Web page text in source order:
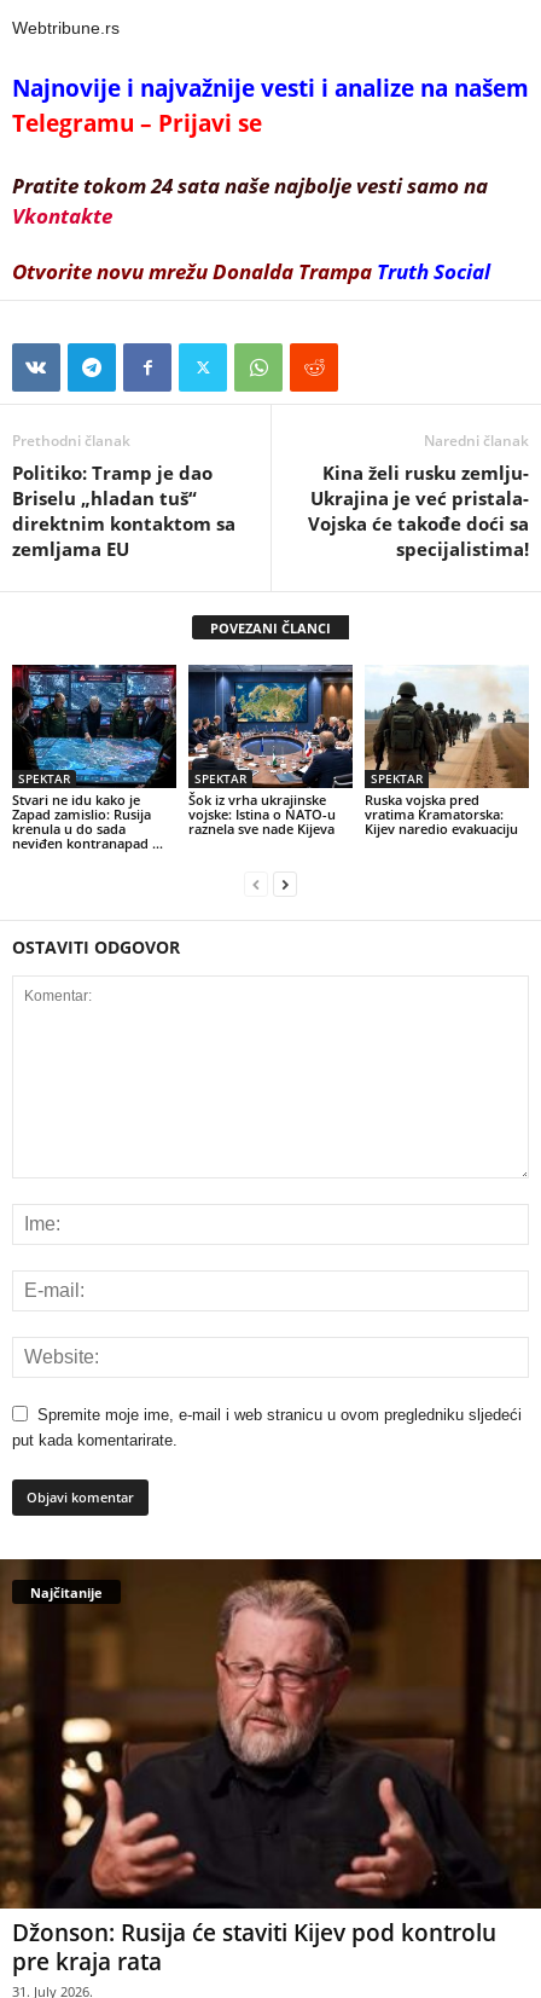
Webtribune.rs
Najnovije i najvažnije vesti i analize na našem
Telegramu – Prijavi se
Pratite tokom 24 sata naše najbolje vesti samo na
Vkontakte
Otvorite novu mrežu Donalda Trampa Truth Social
Prethodni članak
Politiko: Tramp je dao
Briselu „hladan tuš“
direktnim kontaktom sa
zemljama EU
Naredni članak
Kina želi rusku zemlju-
Ukrajina je već pristala-
Vojska će takođe doći sa
specijalistima!
POVEZANI ČLANCI
SPEKTAR
Stvari ne idu kako je
Zapad zamislio: Rusija
krenula u do sada
neviđen kontranapad …
SPEKTAR
Šok iz vrha ukrajinske
vojske: Istina o NATO-u
raznela sve nade Kijeva
SPEKTAR
Ruska vojska pred
vratima Kramatorska:
Kijev naredio evakuaciju
OSTAVITI ODGOVOR
Spremite moje ime, e-mail i web stranicu u ovom pregledniku sljedeći
put kada komentarirate.
Najčitanije
Džonson: Rusija će staviti Kijev pod kontrolu
pre kraja rata
31. July 2026.